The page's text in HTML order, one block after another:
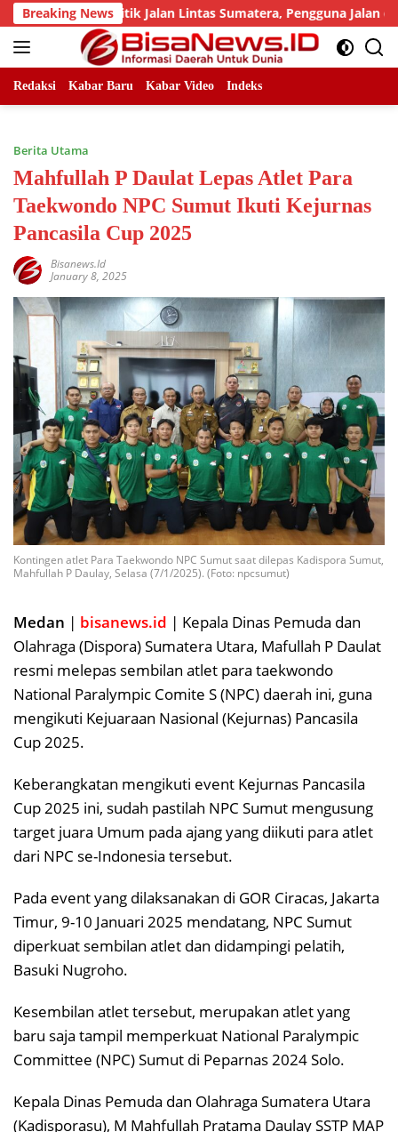
Skip
to
content
Breaking News
Titik Jalan Lintas Sumatera, Pengguna Jalan diimbau
Redaksi Kabar Baru Kabar Video Indeks
Berita Utama
Mahfullah P Daulat Lepas Atlet Para
Taekwondo NPC Sumut Ikuti Kejurnas
Pancasila Cup 2025
Bisanews.id
January 8, 2025
Kontingen atlet Para Taekwondo NPC Sumut saat dilepas Kadispora Sumut,
Mahfullah P Daulay, Selasa (7/1/2025). (Foto: npcsumut)
Medan | bisanews.id | Kepala Dinas Pemuda dan
Olahraga (Dispora) Sumatera Utara, Mafullah P Daulat
resmi melepas sembilan atlet para taekwondo
National Paralympic Comite S (NPC) daerah ini, guna
mengikuti Kejuaraan Nasional (Kejurnas) Pancasila
Cup 2025.
Keberangkatan mengikuti event Kejurnas Pancasila
Cup 2025 ini, sudah pastilah NPC Sumut mengusung
target juara Umum pada ajang yang diikuti para atlet
dari NPC se-Indonesia tersebut.
Pada event yang dilaksanakan di GOR Ciracas, Jakarta
Timur, 9-10 Januari 2025 mendatang, NPC Sumut
diperkuat sembilan atlet dan didampingi pelatih,
Basuki Nugroho.
Kesembilan atlet tersebut, merupakan atlet yang
baru saja tampil memperkuat National Paralympic
Committee (NPC) Sumut di Peparnas 2024 Solo.
Kepala Dinas Pemuda dan Olahraga Sumatera Utara
(Kadisporasu), M Mahfullah Pratama Daulay SSTP MAP